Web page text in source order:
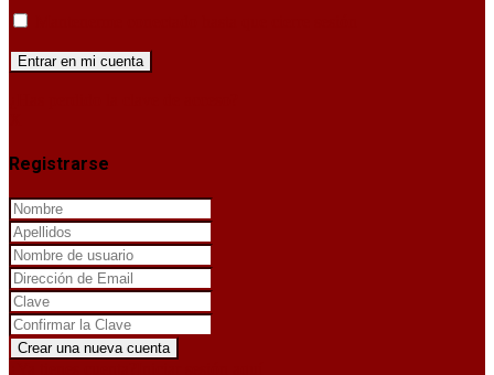
Registrarse